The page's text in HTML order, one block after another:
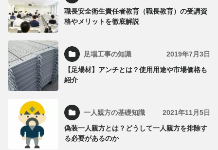
職長安全衛生責任者教育（職長教育）の受講資
格やメリットを徹底解説
足場工事の知識 2019年7月3日
【足場材】アンチとは？使用用途や市場価格も
紹介
一人親方の基礎知識 2021年11月5日
偽装一人親方とは？どうして一人親方を排除す
る必要があるのか